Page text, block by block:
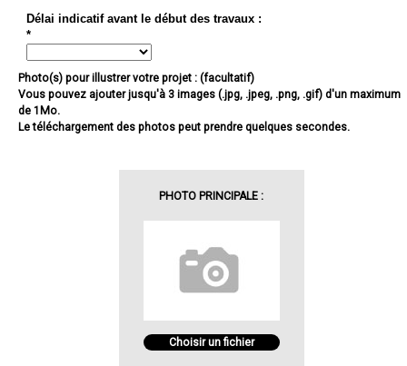
Délai indicatif avant le début des travaux :
*
Photo(s) pour illustrer votre projet : (facultatif)
Vous pouvez ajouter jusqu'à 3 images (.jpg, .jpeg, .png, .gif) d'un maximum
de 1Mo.
Le téléchargement des photos peut prendre quelques secondes.
PHOTO PRINCIPALE :
Choisir un fichier